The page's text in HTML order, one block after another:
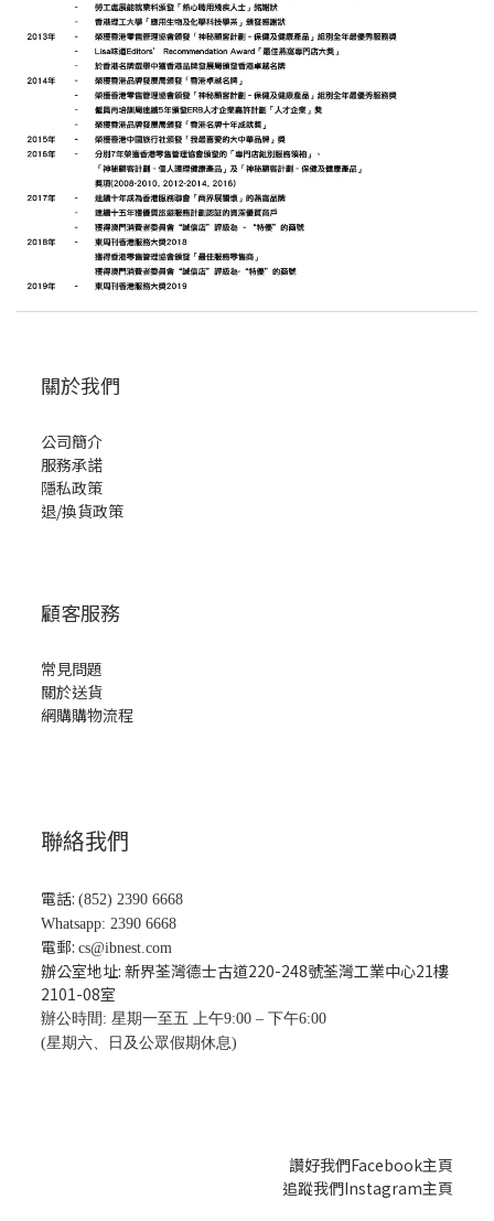
關於我們
公司簡介
服務承諾
隱私政策
退/換貨政策
顧客服務
常見問題
關於送貨
網購購物流程
聯絡我們
電話: (852) 2390 6668
Whatsapp: 2390 6668
電郵: cs@ibnest.com
辦公室地址: 新界荃灣德士古道220-248號荃灣工業中心21樓
2101-08室
辦公時間: 星期一至五 上午9:00 – 下午6:00
(星期六、日及公眾假期休息)
讚好我們Facebook主頁
追蹤我們Instagram主頁